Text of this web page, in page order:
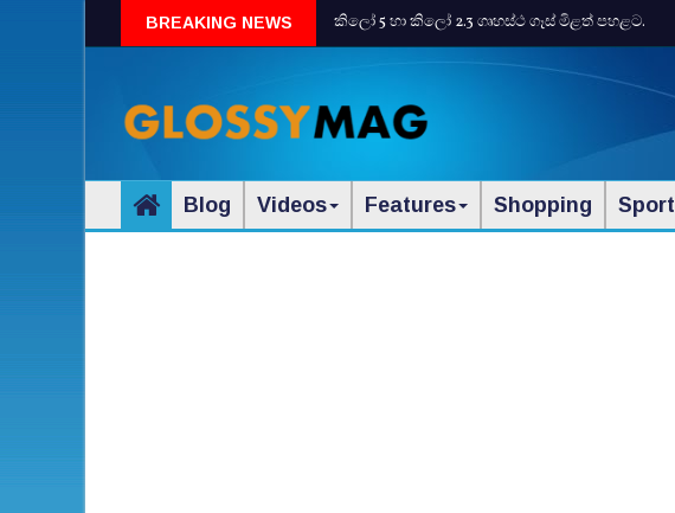
BREAKING NEWS කිලෝ 5 හා කිලෝ 2.3 ගෘහස්ථ ගෑස් මිළත් පහළට.
Blog Videos Features Shopping Sport